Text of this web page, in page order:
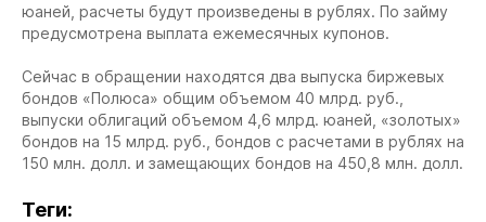
юаней, расчеты будут произведены в рублях. По займу
предусмотрена выплата ежемесячных купонов.
Сейчас в обращении находятся два выпуска биржевых
бондов «Полюса» общим объемом 40 млрд. руб.,
выпуски облигаций объемом 4,6 млрд. юаней, «золотых»
бондов на 15 млрд. руб., бондов с расчетами в рублях на
150 млн. долл. и замещающих бондов на 450,8 млн. долл.
Теги: